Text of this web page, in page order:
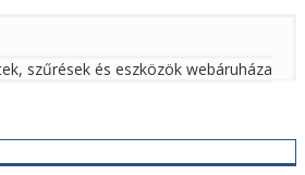
szűrések és eszközök webáruháza